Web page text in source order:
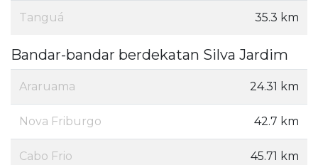
Tanguá 35.3 km
Bandar-bandar berdekatan Silva Jardim
Araruama 24.31 km
Nova Friburgo 42.7 km
Cabo Frio 45.71 km